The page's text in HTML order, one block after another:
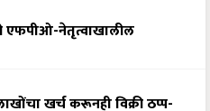
एफपीओ-नेतृत्वाखालील
खर्च करूनही विक्री ठप्प-